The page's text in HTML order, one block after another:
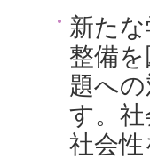
新た
整備
題へ
す。
社会